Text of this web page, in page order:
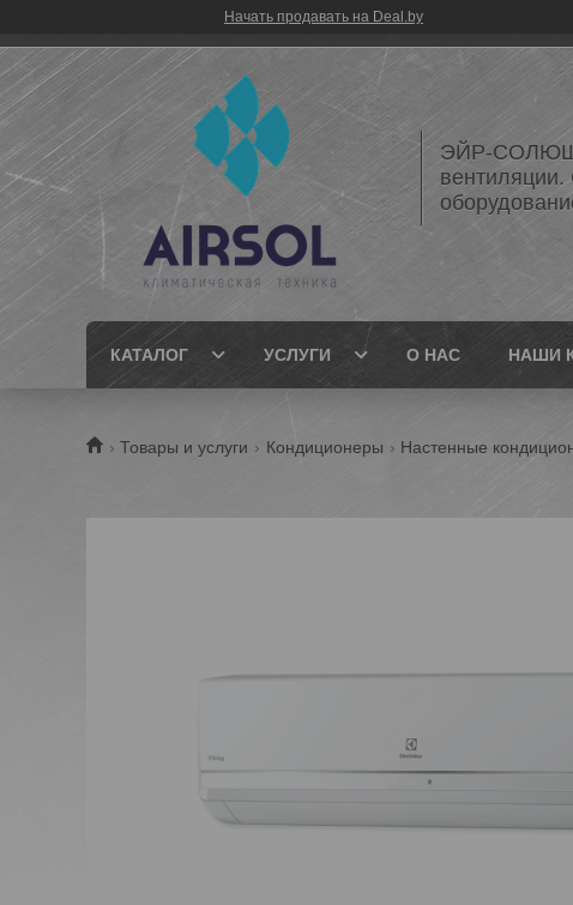
Начать продавать на Deal.by
ЭЙР-
КАТАЛОГ УСЛУГИ О НАС НАШИ
Товары и услуги Кондиционеры Настенные